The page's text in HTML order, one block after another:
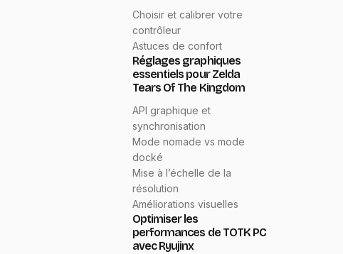
Choisir et calibrer votre
contrôleur
Astuces de confort
Réglages graphiques
essentiels pour Zelda
Tears Of The Kingdom
API graphique et
synchronisation
Mode nomade vs mode
docké
Mise à l’échelle de la
résolution
Améliorations visuelles
Optimiser les
performances de TOTK PC
avec Ryujinx